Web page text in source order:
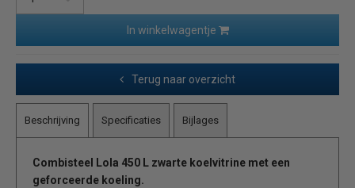
In winkelwagentje
Terug naar overzicht
Beschrijving Specificaties Bijlages
Combisteel Lola 450 L zwarte koelvitrine met een
geforceerde koeling.